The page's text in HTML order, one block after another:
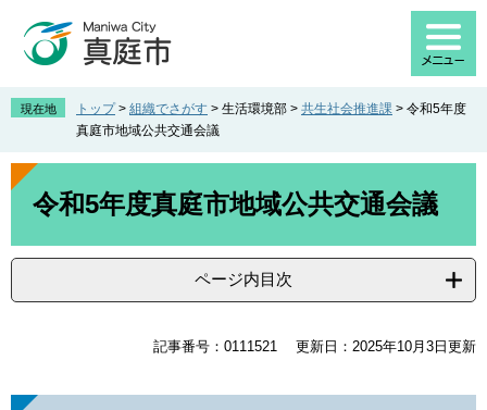
先
。
を
て
へ
現在地 トップ > 組織でさがす > 生活環境部 > 共生社会推進課 > 令和5年度
真庭市地域公共交通会議
本
令和5年度真庭市地域公共交通会議
ページ内目次
記事番号：0111521 更新日：2025年10月3日更新